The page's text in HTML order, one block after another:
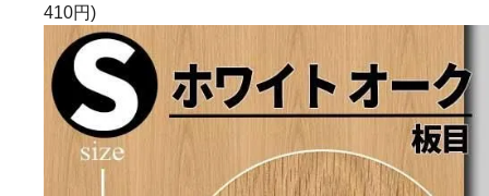
410円)